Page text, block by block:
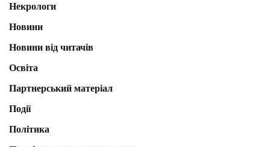
Некрологи
Новини
Новини від читачів
Освіта
Партнерський матеріал
Події
Політика